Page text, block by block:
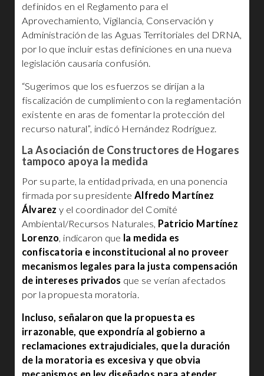
definidos en el Reglamento para el
Aprovechamiento, Vigilancia, Conservación y
Administración de las Aguas Territoriales del DRNA,
por lo que incluir estas definiciones en una nueva
legislación causaría confusión.
“Sugerimos que los esfuerzos se dirijan a la
fiscalización de cumplimiento con la reglamentación
existente en aras de fomentar la protección del
recurso natural”, indicó Hernández Rodríguez.
La Asociación de Constructores de Hogares
tampoco apoya la medida
Por su parte, la entidad privada, en una ponencia
firmada por su presidenteAlfredo Martínez
Álvarez y el coordinador del Comité
Ambiental/Recursos Naturales, Patricio Martínez
Lorenzo, indicaron que la medida es
confiscatoria e inconstitucional al no proveer
mecanismos legales para la justa compensación
de intereses privados que se verían afectados
por la propuesta moratoria.
Incluso, señalaron que la propuesta es
irrazonable, que expondría al gobierno a
reclamaciones extrajudiciales, que la duración
de la moratoria es excesiva y que obvia